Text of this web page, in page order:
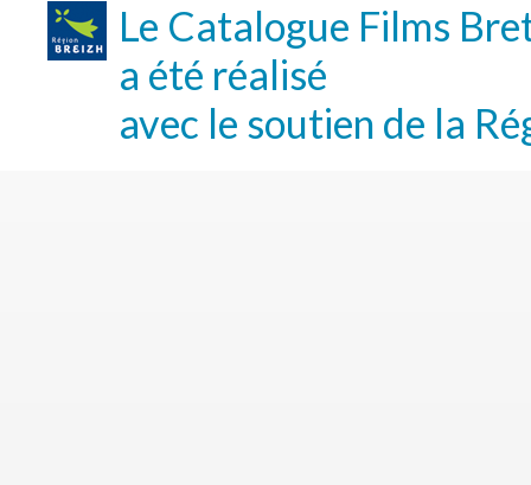
Le Catalogue Films
a été réalisé
avec le soutien de la